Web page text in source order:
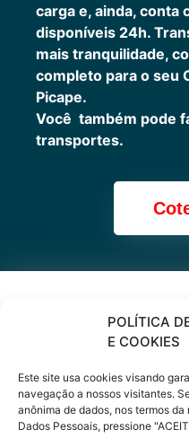
POLÍTICA
E COOKIES
Este site usa cookies visando
navegação a nossos visitantes.
anônima de dados, nos termos
Dados Pessoais, pressione
carga e, ainda,
disponíveis 24h.
mais tranquilidade,
completo para o seu
Picape.
Você também pode
transportes.
Cote